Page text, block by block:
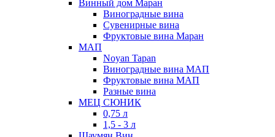
Винный дом Маран
Виноградные вина
Сувенирные вина
Фруктовые вина Маран
МАП
Noyan Tapan
Виноградные вина МАП
Фруктовые вина МАП
Разные вина
МЕЦ СЮНИК
0,75 л
1,5 - 3 л